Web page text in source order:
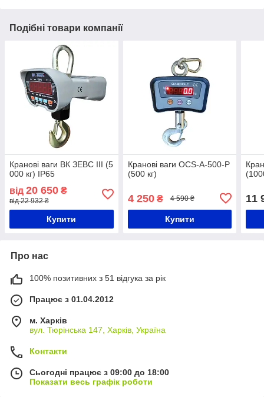
Подібні товари компанії
Кранові ваги ВК ЗЕВС III (5
000 кг) IP65
від 20 650 ₴
від 22 932 ₴
Купити
Кранові ваги OCS-A-500-P
(500 кг)
4 250₴ 4 590 ₴
Купити
11
Про нас
100% позитивних з 51 відгука за рік
Працює з 01.04.2012
м. Харків
вул. Тюрінська 147, Харків, Україна
Контакти
Сьогодні працює з 09:00 до 18:00
Показати весь графік роботи